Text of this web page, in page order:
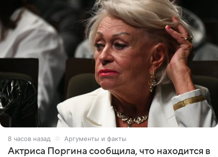
8 часов назад Аргументы и факты
Актриса Поргина сообщила, что находится в